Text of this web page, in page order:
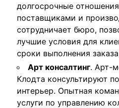
долгосрочные
поставщиками и
сотрудничает бюро,
лучшие условия для
сроки выполнения
Арт консалтинг. Арт-
Клодта консультируют
интерьер. Опытная
услуги по управлению